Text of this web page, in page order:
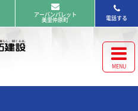
電話する
アーバンパレット
美里仲原町